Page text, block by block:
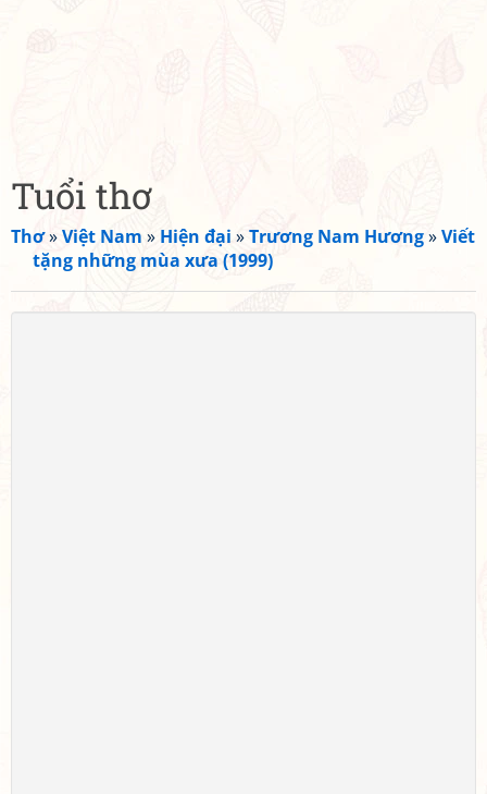
Tuổi thơ
Thơ»Việt Nam » Hiện đại »Trương Nam Hương»Viết
tặng những mùa xưa (1999)